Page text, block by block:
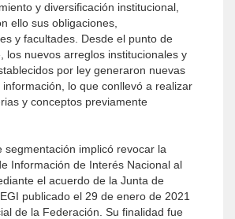
y diversificación institucional,
ello sus obligaciones,
y facultades. Desde el punto de
los nuevos arreglos institucionales y
por ley generaron nuevas
lo que conllevó a realizar
y conceptos previamente
segmentación implicó revocar la
Información de Interés Nacional al
el acuerdo de la Junta de
publicado el 29 de enero de 2021
de la Federación. Su finalidad fue